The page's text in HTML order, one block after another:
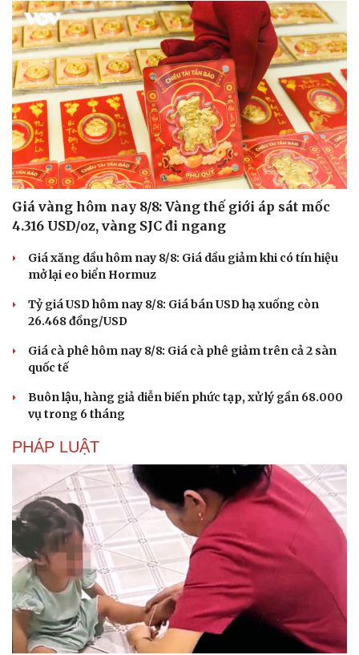
Du lịch
Podcast
Giá vàng hôm nay 8/8: Vàng thế giới áp sát mốc
4.316 USD/oz, vàng SJC đi ngang
Giá xăng dầu hôm nay 8/8: Giá dầu giảm khi có tín hiệu
mở lại eo biển Hormuz
Tỷ giá USD hôm nay 8/8: Giá bán USD hạ xuống còn
26.468 đồng/USD
Giá cà phê hôm nay 8/8: Giá cà phê giảm trên cả 2 sàn
quốc tế
Buôn lậu, hàng giả diễn biến phức tạp, xử lý gần 68.000
vụ trong 6 tháng
PHÁP LUẬT